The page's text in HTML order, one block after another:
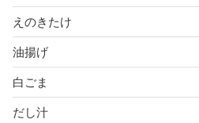
えのきたけ
油揚げ
白ごま
だし汁